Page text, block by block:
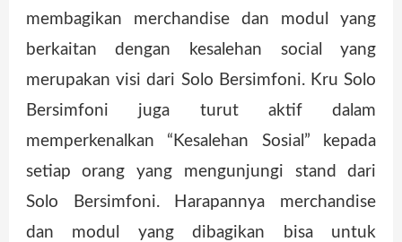
membagikan merchandise dan modul yang
berkaitan dengan kesalehan social yang
merupakan visi dari Solo Bersimfoni. Kru Solo
Bersimfoni juga turut aktif dalam
memperkenalkan “Kesalehan Sosial” kepada
setiap orang yang mengunjungi stand dari
Solo Bersimfoni. Harapannya merchandise
dan modul yang dibagikan bisa untuk